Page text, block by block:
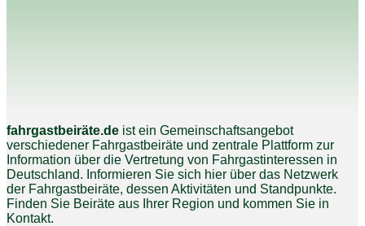
fahrgastbeiräte.de ist ein Gemeinschaftsangebot
verschiedener Fahrgastbeiräte und zentrale Plattform zur
Information über die Vertretung von Fahrgastinteressen in
Deutschland. Informieren Sie sich hier über das Netzwerk
der Fahrgastbeiräte, dessen Aktivitäten und Standpunkte.
Finden Sie Beiräte aus Ihrer Region und kommen Sie in
Kontakt.